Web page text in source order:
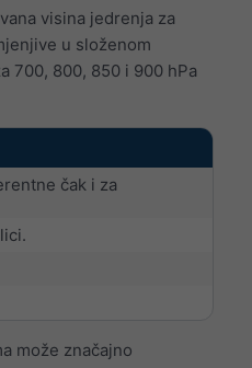
visina jedrenja za
u složenom
700, 800, 850 i 900 hPa
čak i za
može značajno